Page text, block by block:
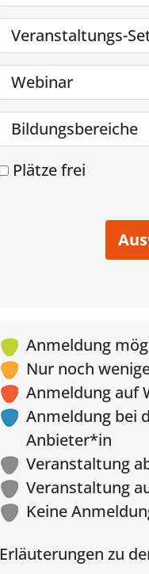
Veranstaltungs-
Webinar
Bildungsbereiche
Plätze frei
Anmeldung
Nur noch
Anmeldung auf
Anmeldung bei
Anbieter*in
Veranstaltung
Veranstaltung
Keine
Erläuterungen zu